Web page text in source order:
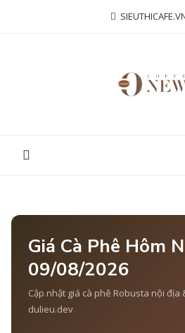
Giá Cà Phê Hôm
09/08/2026
Cập nhật giá cà phê Robusta nội
dulieu.dev